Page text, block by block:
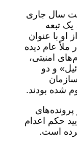
سال جاری
یک تبعه
او با عنوان
بردند و ۵ اعدام در ملأ عام دیده
امنیتی،
و دو
شده بودند.
حکم اعدام
است.